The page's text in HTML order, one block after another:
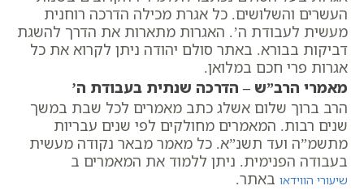
העשרים והשלושים. כל אגרת מכילה הדרכה רוחנית
מעשית לעבודת ה’. האגרות מתארות את הדרך להשגת
דביקות בבורא. באתר סולם יהודה ניתן לקרוא את כל
אגרות פרי חכם במלואן.
מאמרי הרב”ש – הדרכה שנתית בעבודת ה’
הרב ברוך שלום אשלג כתב מאמרים לכל שבת במשך
שנים רבות. המאמרים מחולקים לפי שנים עבריות
מתשמ”ה ועד תשנ”א. כל מאמר מבאר נקודה מעשית
בעבודה הפנימית. ניתן ללמוד את המאמרים ב
שיעורי הווידאו באתר.